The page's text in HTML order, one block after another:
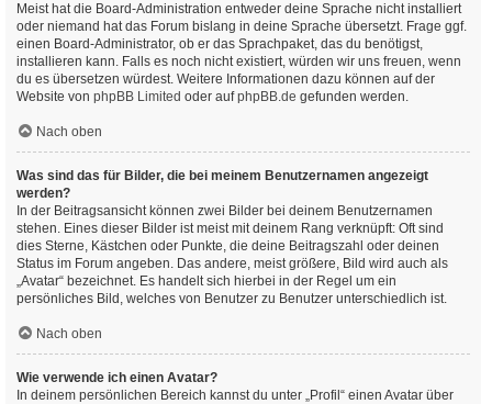
Meist hat die Board-Administration entweder deine Sprache nicht installiert
oder niemand hat das Forum bislang in deine Sprache übersetzt. Frage ggf.
einen Board-Administrator, ob er das Sprachpaket, das du benötigst,
installieren kann. Falls es noch nicht existiert, würden wir uns freuen, wenn
du es übersetzen würdest. Weitere Informationen dazu können auf der
Website von phpBB Limited oder aufphpBB.de gefunden werden.
Nach oben
Was sind das für Bilder, die bei meinem Benutzernamen angezeigt
werden?
In der Beitragsansicht können zwei Bilder bei deinem Benutzernamen
stehen. Eines dieser Bilder ist meist mit deinem Rang verknüpft: Oft sind
dies Sterne, Kästchen oder Punkte, die deine Beitragszahl oder deinen
Status im Forum angeben. Das andere, meist größere, Bild wird auch als
„Avatar“ bezeichnet. Es handelt sich hierbei in der Regel um ein
persönliches Bild, welches von Benutzer zu Benutzer unterschiedlich ist.
Nach oben
Wie verwende ich einen Avatar?
In deinem persönlichen Bereich kannst du unter „Profil“ einen Avatar über